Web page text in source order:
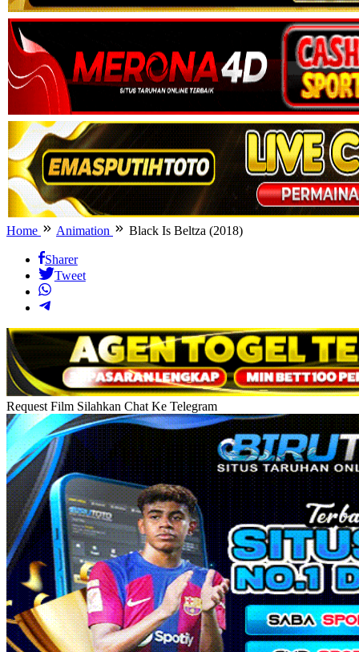
Home Animation Black Is Beltza (2018)
Sharer
Tweet
Request Film Silahkan Chat Ke Telegram